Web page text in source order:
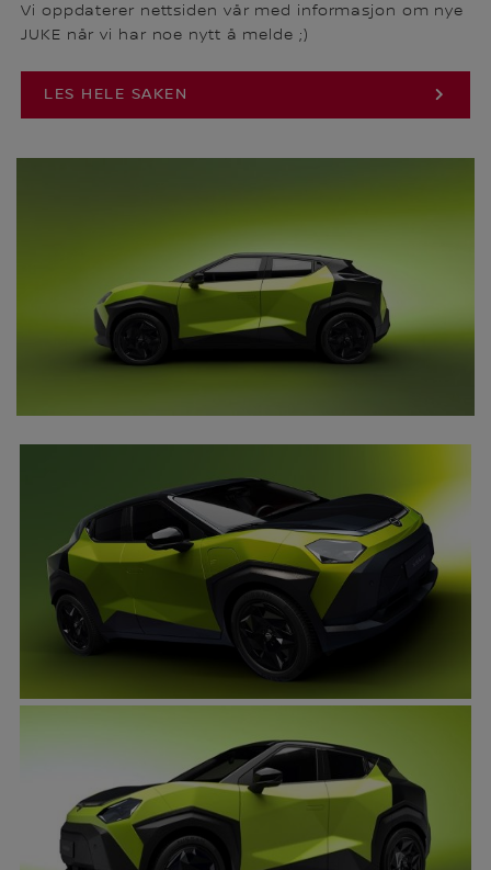
Vi oppdaterer nettsiden vår med informasjon om nye
JUKE når vi har noe nytt å melde ;)
LES HELE SAKEN